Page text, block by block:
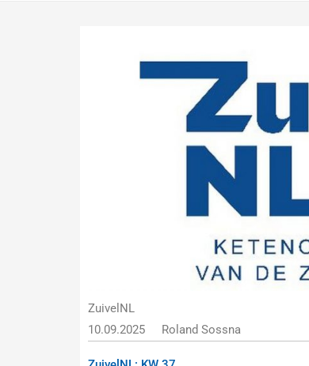
ZuivelNL
10.09.2025
Roland Sossna